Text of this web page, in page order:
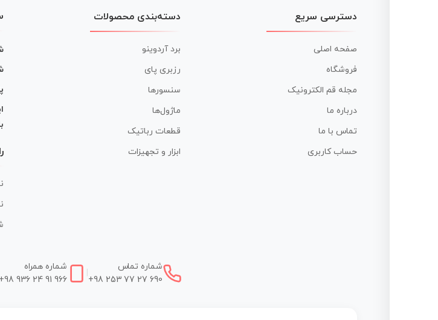
دسترسی سریع
صفحه اصلی
فروشگاه
مجله قم الکترونیک
درباره ما
تماس با ما
حساب کاربری
دسته‌بندی محصولات
برد آردوینو
رزبری پای
سنسورها
ماژول‌ها
قطعات رباتیک
ابزار و تجهیزات
شماره تماس
+98 253 77 27 690
شماره همراه
+98 936 24 91 966